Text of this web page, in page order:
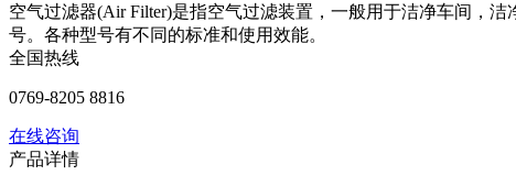
空气过滤器(Air Filter)是指空气过滤装置，一般用于洁净车间，
号。各种型号有不同的标准和使用效能。
全国热线
0769-8205 8816
在线咨询
产品详情